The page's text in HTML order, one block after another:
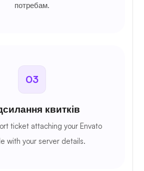
потребам.
03
квитків
ticket attaching your Envato
with your server details.